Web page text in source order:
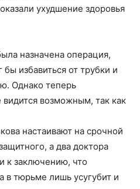
ухудшение здоровья
назначена операция,
избавиться от трубки и
Однако теперь
возможным, так как
настаивают на срочной
а два доктора
к заключению, что
тюрьме лишь усугубит и